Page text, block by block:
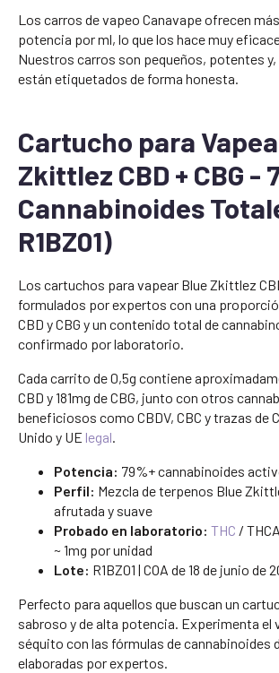
Los carros de vapeo Canavape ofrecen
potencia por ml, lo que los hace muy
Nuestros carros son pequeños, potentes
están etiquetados de forma honesta.
Cartucho para
Zkittlez CBD + CBG -
Cannabinoides
R1BZ01)
Los cartuchos para vapear Blue Zkittlez
formulados por expertos con una
CBD y CBG y un contenido total de
confirmado por laboratorio.
Cada carrito de 0,5g contiene
CBD y 181mg de CBG, junto con otros
beneficiosos como CBDV, CBC y trazas de
Unido y UE legal.
Potencia: 79%+ cannabinoides
Perfil: Mezcla de terpenos Blue
afrutada y suave
Probado en laboratorio: THC /
~ 1mg por unidad
Lote: R1BZ01 | COA de 18 de junio de
Perfecto para aquellos que buscan un
sabroso y de alta potencia. Experimenta el
séquito con las fórmulas de cannabinoides
elaboradas por expertos.